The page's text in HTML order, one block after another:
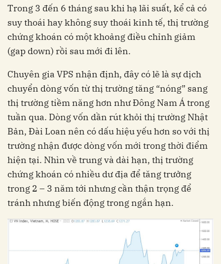
Trong 3 đến 6 tháng sau khi hạ lãi suất, kể cả có
suy thoái hay không suy thoái kinh tế, thị trường
chứng khoán có một khoảng điều chỉnh giảm
(gap down) rồi sau mới đi lên.
Chuyên gia VPS nhận định, đây có lẽ là sự dịch
chuyển dòng vốn từ thị trường tăng “nóng” sang
thị trường tiềm năng hơn như Đông Nam Á trong
tuần qua. Dòng vốn dần rút khỏi thị trường Nhật
Bản, Đài Loan nên có dấu hiệu yếu hơn so với thị
trường nhận được dòng vốn mới trong thời điểm
hiện tại. Nhìn về trung và dài hạn, thị trường
chứng khoán có nhiều dư địa để tăng trưởng
trong 2 – 3 năm tới nhưng cần thận trọng để
tránh nhưng biến động trong ngắn hạn.